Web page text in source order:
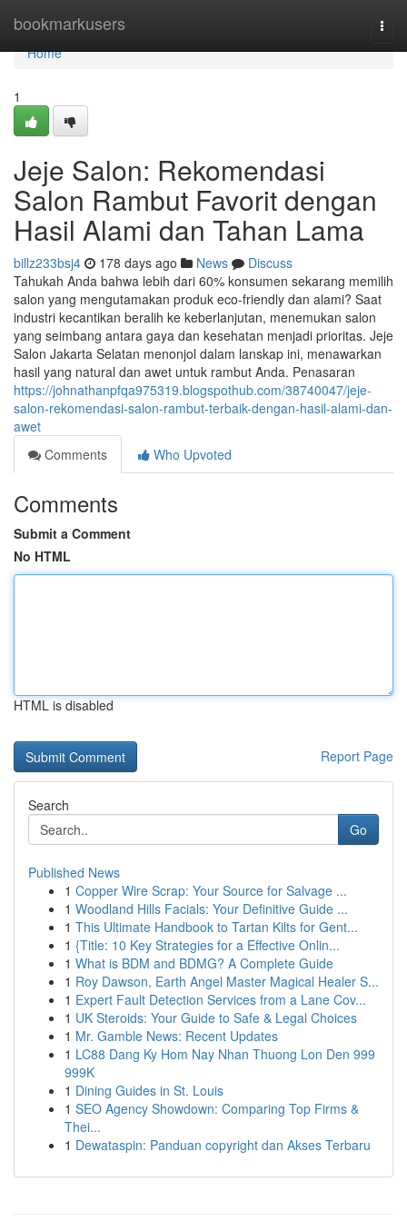
bookmarkusers
Home
Home
1
Jeje Salon: Rekomendasi
Salon Rambut Favorit dengan
Hasil Alami dan Tahan Lama
billz233bsj4 178 days ago News
Discuss
Tahukah Anda bahwa lebih dari 60% konsumen sekarang memilih
salon yang mengutamakan produk eco-friendly dan alami? Saat
industri kecantikan beralih ke keberlanjutan, menemukan salon
yang seimbang antara gaya dan kesehatan menjadi prioritas. Jeje
Salon Jakarta Selatan menonjol dalam lanskap ini, menawarkan
hasil yang natural dan awet untuk rambut Anda. Penasaran
https://johnathanpfqa975319.blogspothub.com/38740047/jeje-
salon-rekomendasi-salon-rambut-terbaik-dengan-hasil-alami-dan-
awet
Comments
Who Upvoted
Comments
Submit a Comment
No HTML
HTML is disabled
Report Page
Search
Go
Published News
1 Copper Wire Scrap: Your Source for Salvage ...
1 Woodland Hills Facials: Your Definitive Guide ...
1 This Ultimate Handbook to Tartan Kilts for Gent...
1 {Title: 10 Key Strategies for a Effective Onlin...
1 What is BDM and BDMG? A Complete Guide
1 Roy Dawson, Earth Angel Master Magical Healer S...
1 Expert Fault Detection Services from a Lane Cov...
1 UK Steroids: Your Guide to Safe & Legal Choices
1 Mr. Gamble News: Recent Updates
1 LC88 Dang Ky Hom Nay Nhan Thuong Lon Den 999
999K
1 Dining Guides in St. Louis
1 SEO Agency Showdown: Comparing Top Firms &
Thei...
1 Dewataspin: Panduan copyright dan Akses Terbaru